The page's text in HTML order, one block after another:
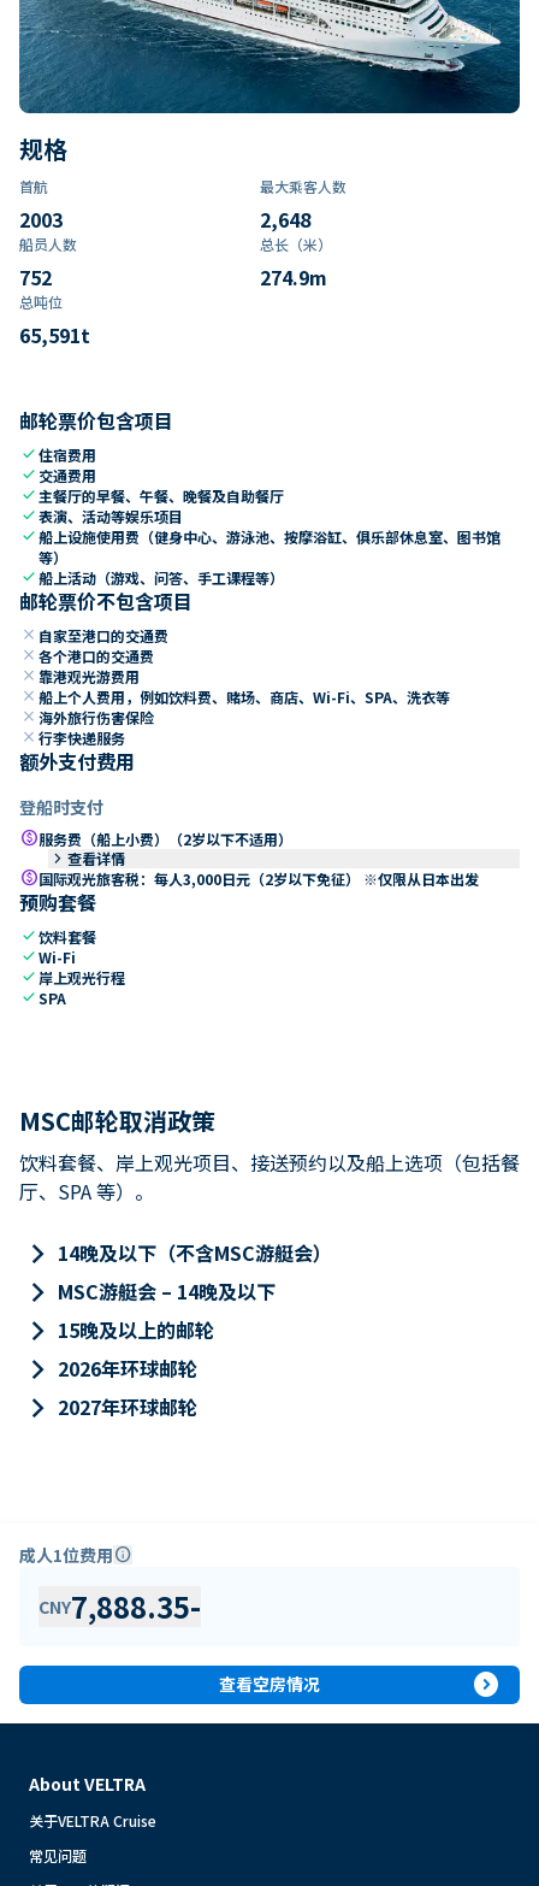
规格
首航
2003
最大乘客人数
2,648
船员人数
752
总长（米）
274.9m
总吨位
65,591t
邮轮票价包含项目
check住宿费用
check 交通费用
check 主餐厅的早餐、午餐、晚餐及自助餐厅
check表演、活动等娱乐项目
check船上设施使用费（健身中心、游泳池、按摩浴缸、俱乐部休息室、图书馆
等）
check船上活动（游戏、问答、手工课程等）
邮轮票价不包含项目
close 自家至港口的交通费
close 各个港口的交通费
close 靠港观光游费用
close 船上个人费用，例如饮料费、赌场、商店、Wi-Fi、SPA、洗衣等
close 海外旅行伤害保险
close 行李快递服务
额外支付费用
登船时支付
paid服务费（船上小费）（2岁以下不适用）
keyboard_arrow_right 查看详情
paid国际观光旅客税：每人3,000日元（2岁以下免征） ※仅限从日本出发
预购套餐
check饮料套餐
checkWi-Fi
check 岸上观光行程
checkSPA
MSC邮轮取消政策
饮料套餐、岸上观光项目、接送预约以及船上选项（包括餐
厅、SPA 等）。
keyboard_arrow_right 14晚及以下（不含MSC游艇会）
keyboard_arrow_right MSC游艇会 – 14晚及以下
keyboard_arrow_right 15晚及以上的邮轮
keyboard_arrow_right 2026年环球邮轮
keyboard_arrow_right 2027年环球邮轮
成人1位费用info
CNY7,888.35-
查看空房情况 expand_circle_right
About VELTRA
关于VELTRA Cruise
常见问题